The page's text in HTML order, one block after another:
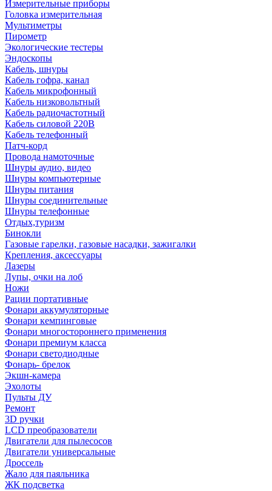
Измерительные приборы
Головка измерительная
Мультиметры
Пирометр
Экологические тестеры
Эндоскопы
Кабель, шнуры
Кабель гофра, канал
Кабель микрофонный
Кабель низковольтный
Кабель радиочастотный
Кабель силовой 220В
Кабель телефонный
Патч-корд
Провода намоточные
Шнуры аудио, видео
Шнуры компьютерные
Шнуры питания
Шнуры соединительные
Шнуры телефонные
Отдых,туризм
Бинокли
Газовые гарелки, газовые насадки, зажигалки
Крепления, аксессуары
Лазеры
Лупы, очки на лоб
Ножи
Рации портативные
Фонари аккумуляторные
Фонари кемпинговые
Фонари многостороннего применения
Фонари премиум класса
Фонари светодиодные
Фонарь- брелок
Экшн-камера
Эхолоты
Пульты ДУ
Ремонт
3D ручки
LCD преобразователи
Двигатели для пылесосов
Двигатели универсальные
Дроссель
Жало для паяльника
ЖК подсветка